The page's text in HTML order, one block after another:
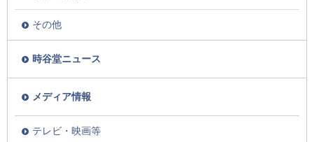
その他
時谷堂ニュース
メディア情報
テレビ・映画等